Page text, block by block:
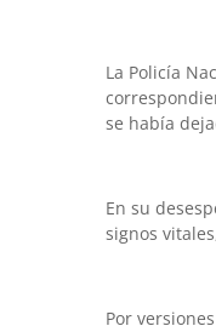
La Policía
se había
En su
signos
Por